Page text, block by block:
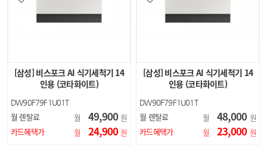
[삼성] 비스포크 AI 식기세척기 14
인용 (코타화이트)
DW90F79F1U01T
월 렌탈료 월 49,900 원
카드혜택가
월 24,900 원
[삼성] 비스포크 AI 식기세척기 14
인용 (코타화이트)
DW90F79F1U01T
월 렌탈료 월 48,000 원
카드혜택가
월 23,000 원